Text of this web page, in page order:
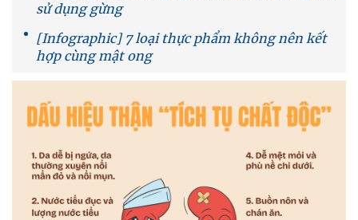
sử dụng gừng
[Infographic] 7 loại thực phẩm không nên kết
hợp cùng mật ong